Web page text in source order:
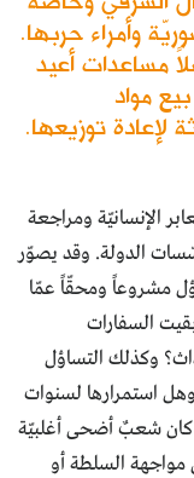
وأمراء حربها.
مساعدات أعيد
مواد
لإعادة توزيعها.
الإنسانيّة ومراجعة
الدولة. وقد يصوّر
مشروعاً ومحقّاً عمّا
السفارات
وكذلك التساؤل
استمرارها لسنوات
كان شعبٌ أضحى أغلبيّة
مواجهة السلطة أو